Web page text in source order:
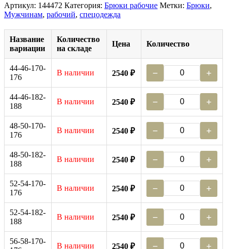
Артикул: 144472 Категория: Брюки рабочие Метки: Брюки,
Мужчинам, рабочий, спецодежда
Название
вариации
Количество
на складе
Цена Количество
44-46-170-
176
В наличии 2540 ₽ − +
44-46-182-
188
В наличии 2540 ₽ − +
48-50-170-
176
В наличии 2540 ₽ − +
48-50-182-
188
В наличии 2540 ₽ − +
52-54-170-
176
В наличии 2540 ₽ − +
52-54-182-
188
В наличии 2540 ₽ − +
56-58-170-
В наличии 2540 ₽ − +